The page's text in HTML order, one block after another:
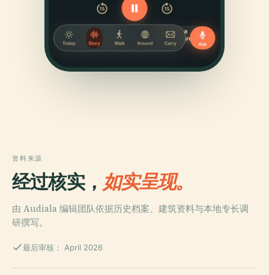
资料来源
经过核实， 如实呈现。
由 Audiala 编辑团队依据历史档案、建筑资料与本地专长调
研撰写。
最后审核： April 2026